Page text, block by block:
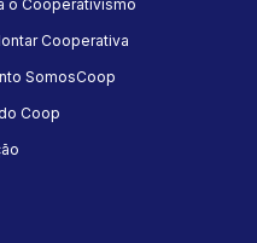
o Cooperativismo
Cooperativa
SomosCoop
Coop